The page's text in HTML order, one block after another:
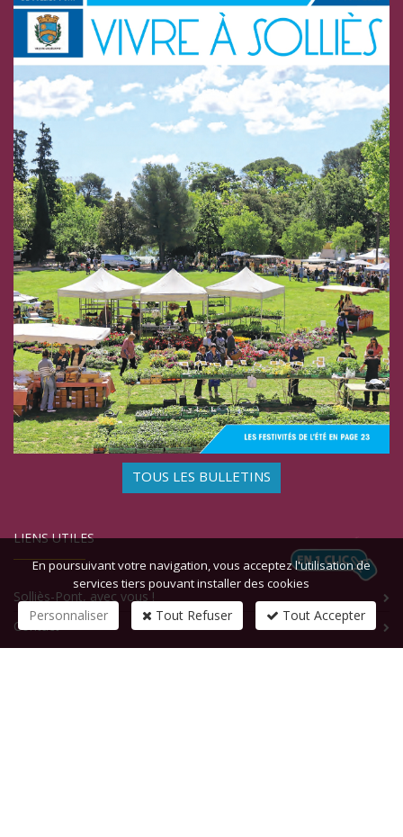
TOUS LES BULLETINS
LIENS UTILES
Solliès-Pont, avec vous !
Contact
En poursuivant votre navigation, vous acceptez l'utilisation de
services tiers pouvant installer des cookies
Personnaliser Tout Refuser Tout Accepter